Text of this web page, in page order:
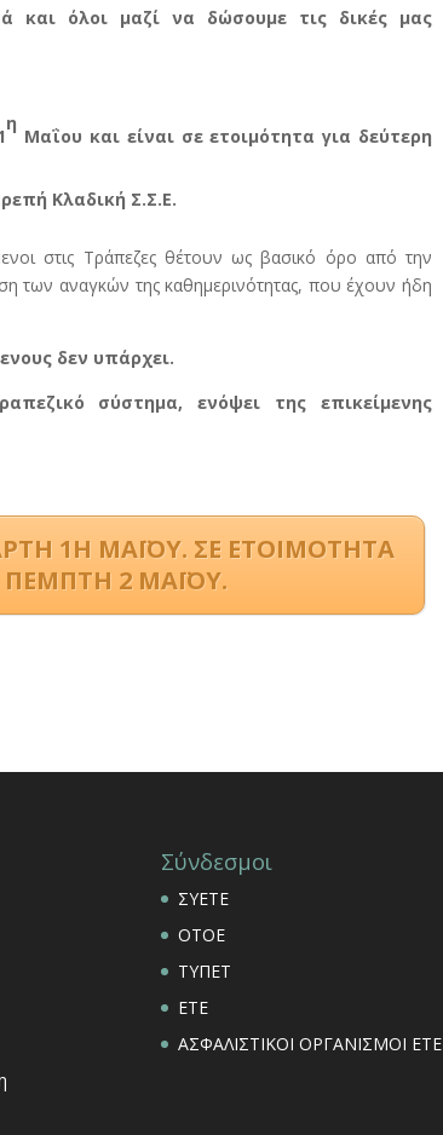
και όλοι μαζί να δώσουμε τις δικές μας
η
Μαΐου και είναι σε ετοιμότητα για δεύτερη
Κλαδική Σ.Σ.Ε.
στις Τράπεζες θέτουν ως βασικό όρο από την
των αναγκών της καθημερινότητας, που έχουν ήδη
δεν υπάρχει.
σύστημα, ενόψει της επικείμενης
1Η ΜΑΪΟΥ. ΣΕ ΕΤΟΙΜΟΤΗΤΑ
ΠΕΜΠΤΗ 2 ΜΑΪΟΥ.
Σύνδεσμοι
ΣΥΕΤΕ
ΟΤΟΕ
ΤΥΠΕΤ
ΕΤΕ
ΑΣΦΑΛΙΣΤΙΚΟΙ ΟΡΓΑΝΙΣΜΟΙ ΕΤΕ